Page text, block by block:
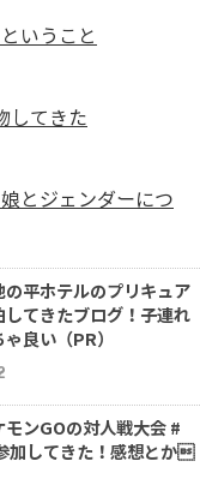
いうこと
してきた
とジェンダーにつ
の平ホテルのプリキュア
てきたブログ！子連れ
良い（PR）
モンGOの対人戦大会 #
加してきた！感想とか